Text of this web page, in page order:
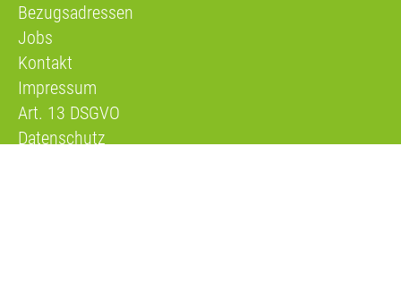
Bezugsadressen
Jobs
Kontakt
Impressum
Art. 13 DSGVO
Datenschutz